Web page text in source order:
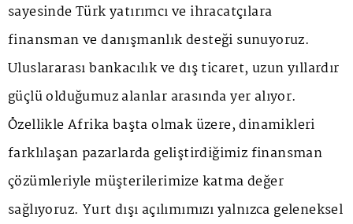
sayesinde Türk yatırımcı ve ihracatçılara
finansman ve danışmanlık desteği sunuyoruz.
Uluslararası bankacılık ve dış ticaret, uzun yıllardır
güçlü olduğumuz alanlar arasında yer alıyor.
Özellikle Afrika başta olmak üzere, dinamikleri
farklılaşan pazarlarda geliştirdiğimiz finansman
çözümleriyle müşterilerimize katma değer
sağlıyoruz. Yurt dışı açılımımızı yalnızca geleneksel